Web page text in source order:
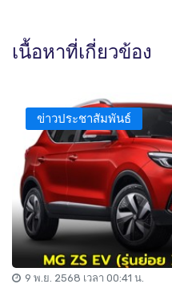
เนื้อหาที่เกี่ยวข้อง
ข่าวประชาสัมพันธ์
9 พ.ย. 2568 เวลา 00:41 น.